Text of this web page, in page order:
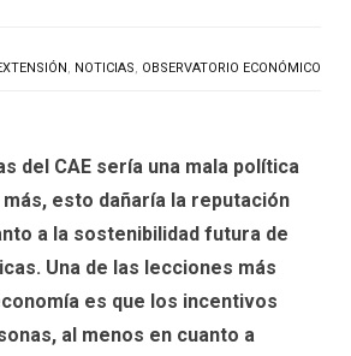
, NOTICIAS, OBSERVATORIO ECONÓMICO
del CAE sería una mala política
esto dañaría la reputación
a la sostenibilidad futura de
Una de las lecciones más
es que los incentivos
al menos en cuanto a